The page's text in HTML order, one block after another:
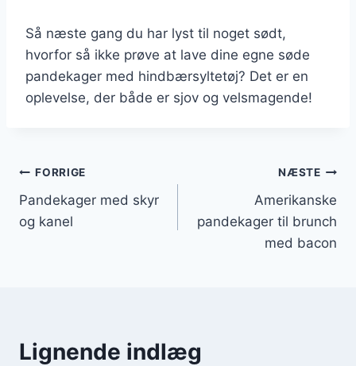
Så næste gang du har lyst til noget sødt,
hvorfor så ikke prøve at lave dine egne søde
pandekager med hindbærsyltetøj? Det er en
oplevelse, der både er sjov og velsmagende!
Indlægsnavigation
FORRIGE
Pandekager med skyr
og kanel
NÆSTE
Amerikanske
pandekager til brunch
med bacon
Lignende indlæg